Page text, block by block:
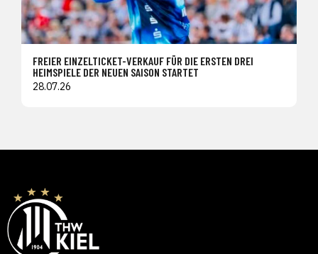
FREIER EINZELTICKET-VERKAUF FÜR DIE ERSTEN DREI
HEIMSPIELE DER NEUEN SAISON STARTET
28.07.26